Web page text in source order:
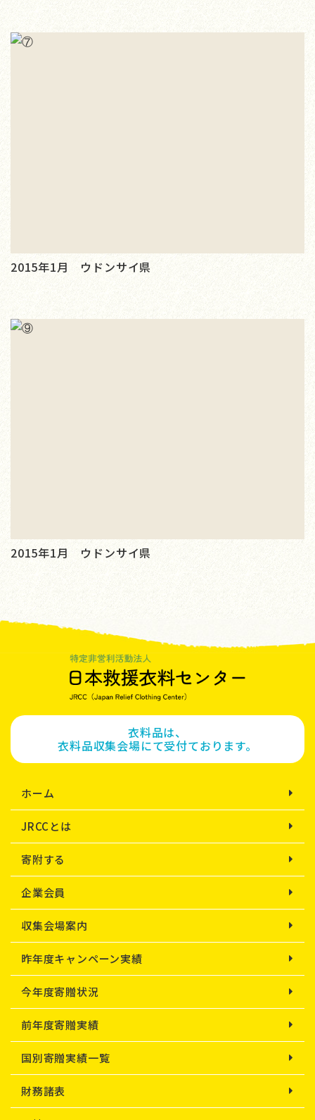
2015年1月 ウドンサイ県
2015年1月 ウドンサイ県
衣料品は、
衣料品収集会場にて受付ております。
ホーム
JRCCとは
寄附する
企業会員
収集会場案内
昨年度キャンペーン実績
今年度寄贈状況
前年度寄贈実績
国別寄贈実績一覧
財務諸表